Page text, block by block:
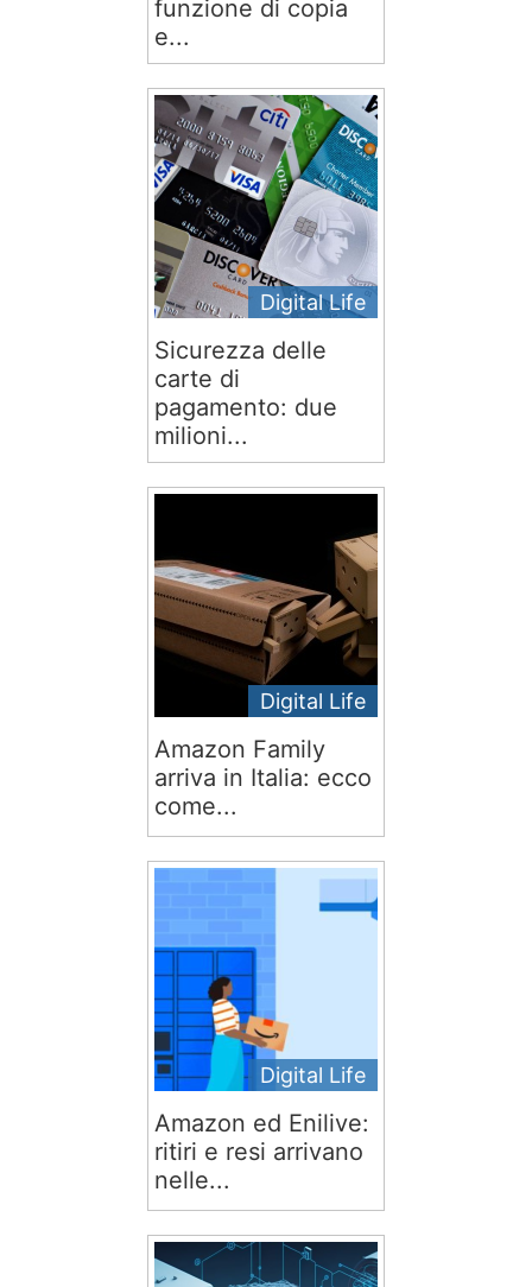
funzione di copia
e...
Digital Life
Sicurezza delle
carte di
pagamento: due
milioni...
Digital Life
Amazon Family
arriva in Italia: ecco
come...
Digital Life
Amazon ed Enilive:
ritiri e resi arrivano
nelle...